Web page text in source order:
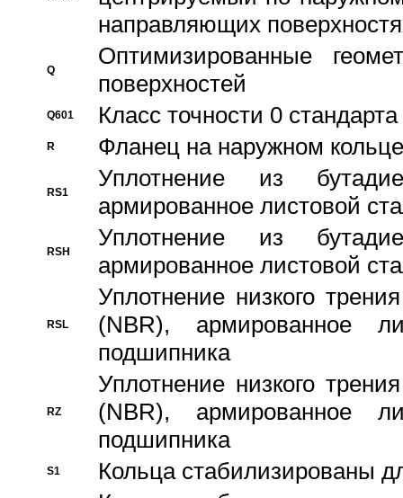
направляющих
Q
Оптимизированные
поверхностей
Q601 Класс точности 0
R Фланец на наружном кольце
RS1
Уплотнение из
армированное листовой
RSH
Уплотнение из
армированное листовой
RSL
Уплотнение низкого
(NBR), армированное
подшипника
RZ
Уплотнение низкого
(NBR), армированное
подшипника
S1 Кольца стабилизированы